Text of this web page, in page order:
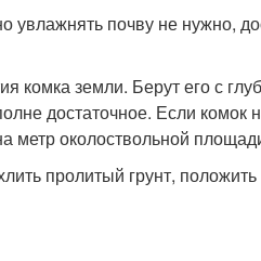
почву не нужно,
комка земли. Берут его с
достаточное. Если комок
метр околоствольной
пролитый грунт,